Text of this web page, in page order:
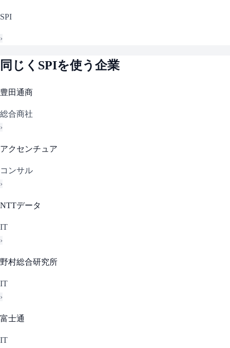
SPI
›
同じく SPIを使う企業
豊田通商
総合商社
›
アクセンチュア
コンサル
›
NTTデータ
IT
›
野村総合研究所
IT
›
富士通
IT